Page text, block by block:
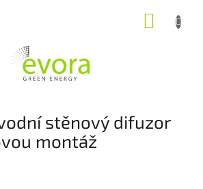
stěnový difuzor
montáž